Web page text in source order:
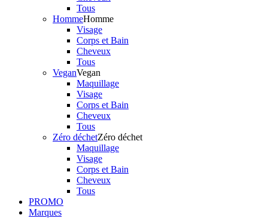
Tous
HommeHomme
Visage
Corps et Bain
Cheveux
Tous
VeganVegan
Maquillage
Visage
Corps et Bain
Cheveux
Tous
Zéro déchetZéro déchet
Maquillage
Visage
Corps et Bain
Cheveux
Tous
PROMO
Marques